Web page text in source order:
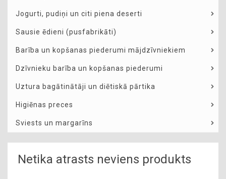
Jogurti, pudiņi un citi piena deserti
Sausie ēdieni (pusfabrikāti)
Barība un kopšanas piederumi mājdzīvniekiem
Dzīvnieku barība un kopšanas piederumi
Uztura bagātinātāji un diētiskā pārtika
Higiēnas preces
Sviests un margarīns
Netika atrasts neviens produkts